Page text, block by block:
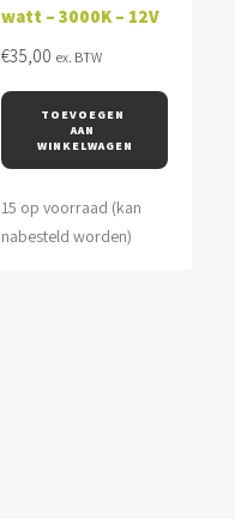
watt – 3000K – 12V
€35,00 ex. BTW
TOEVOEGEN
AAN
WINKELWAGEN
15 op voorraad (kan
nabesteld worden)